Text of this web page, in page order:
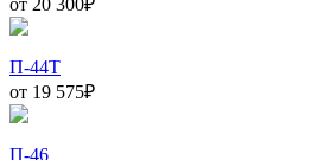
П-44Т
от 19 575₽
П-46